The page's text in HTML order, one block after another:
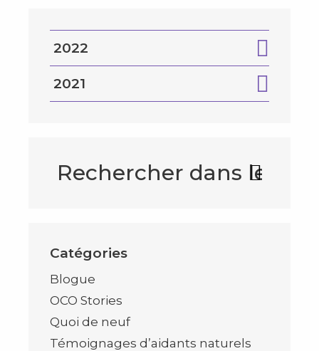
2022
2021
Catégories
Blogue
OCO Stories
Quoi de neuf
Témoignages d’aidants naturels